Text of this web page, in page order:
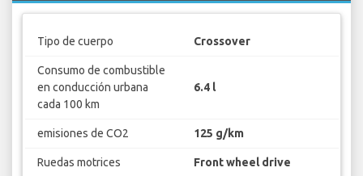
Tipo de cuerpo Crossover
Consumo de combustible
en conducción urbana
cada 100 km
6.4 l
emisiones de CO2 125 g/km
Ruedas motrices Front wheel drive